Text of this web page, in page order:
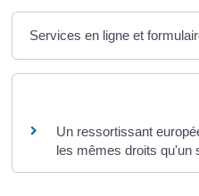
Services en ligne et
Un ressortissant
les mêmes droits qu'un